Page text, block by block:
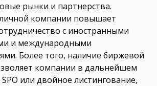
рынки и партнерства.
компании повышает
с иностранными
и международными
Более того, наличие биржевой
компании в дальнейшем
или двойное листингование,